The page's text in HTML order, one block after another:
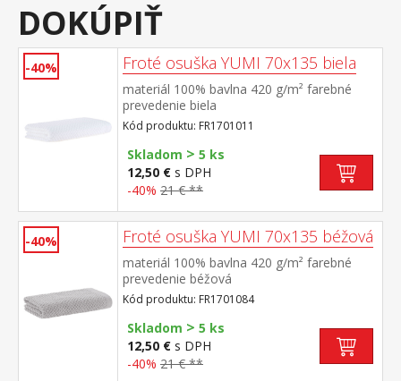
DOKÚPIŤ
-40% Froté osuška YUMI 70x135 biela
materiál 100% bavlna 420 g/m² farebné
prevedenie biela
Kód produktu: FR1701011
Skladom > 5 ks
12,50 € s DPH
-40% 21 € **
-40% Froté osuška YUMI 70x135 béžová
materiál 100% bavlna 420 g/m² farebné
prevedenie béžová
Kód produktu: FR1701084
Skladom > 5 ks
12,50 € s DPH
-40% 21 € **